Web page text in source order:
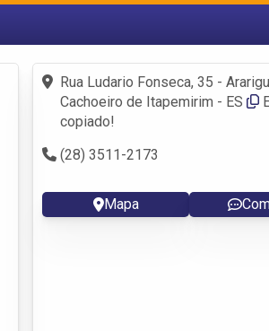
Fazer login
Criar conta
Rua Ludario Fonseca, 35 -
Cachoeiro de Itapemirim - ES
copiado!
(28) 3511-2173
Mapa